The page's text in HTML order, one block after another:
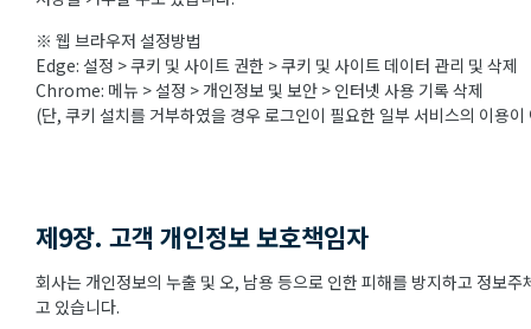
※ 웹 브라우저 설정방법
Edge: 설정 > 쿠키 및 사이트 권한 > 쿠키 및 사이트 데이터 관리 및 삭제
Chrome: 메뉴 > 설정 > 개인정보 및 보안 > 인터넷 사용 기록 삭제
(단, 쿠키 설치를 거부하였을 경우 로그인이 필요한 일부 서비스의 이용
제9장. 고객 개인정보 보호책임자
회사는 개인정보의 누출 및 오, 남용 등으로 인한 피해를 방지하고 정보
고 있습니다.